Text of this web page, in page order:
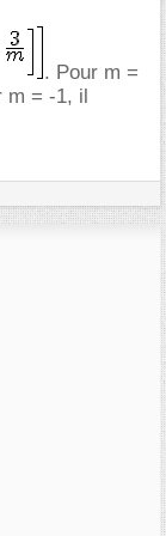
. Pour m =
m = -1, il